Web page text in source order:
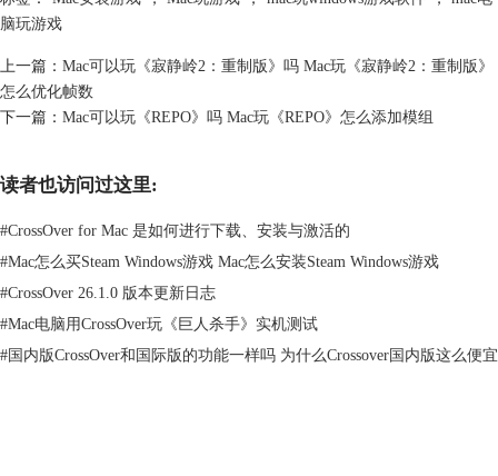
图2：在应用程序列表搜索、安装Steam
MSync，其余选项根据设备情况选择是否开启。
脑玩游戏
上一篇： Mac可以玩《寂静岭2：重制版》吗 Mac玩《寂静岭2：重制版》
怎么优化帧数
下一篇： Mac可以玩《REPO》吗 Mac玩《REPO》怎么添加模组
读者也访问过这里:
#CrossOver for Mac 是如何进行下载、安装与激活的
#Mac怎么买Steam Windows游戏 Mac怎么安装Steam Windows游戏
#CrossOver 26.1.0 版本更新日志
#Mac电脑用CrossOver玩《巨人杀手》实机测试
#国内版CrossOver和国际版的功能一样吗 为什么Crossover国内版这么便宜